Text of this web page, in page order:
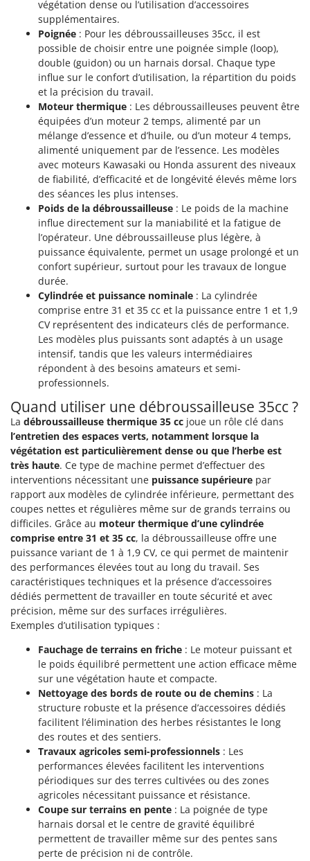
végétation dense ou l’utilisation d’accessoires
supplémentaires.
Poignée : Pour les débroussailleuses 35cc, il est
possible de choisir entre une poignée simple (loop),
double (guidon) ou un harnais dorsal. Chaque type
influe sur le confort d’utilisation, la répartition du poids
et la précision du travail.
Moteur thermique : Les débroussailleuses peuvent être
équipées d’un moteur 2 temps, alimenté par un
mélange d’essence et d’huile, ou d’un moteur 4 temps,
alimenté uniquement par de l’essence. Les modèles
avec moteurs Kawasaki ou Honda assurent des niveaux
de fiabilité, d’efficacité et de longévité élevés même lors
des séances les plus intenses.
Poids de la débroussailleuse : Le poids de la machine
influe directement sur la maniabilité et la fatigue de
l’opérateur. Une débroussailleuse plus légère, à
puissance équivalente, permet un usage prolongé et un
confort supérieur, surtout pour les travaux de longue
durée.
Cylindrée et puissance nominale : La cylindrée
comprise entre 31 et 35 cc et la puissance entre 1 et 1,9
CV représentent des indicateurs clés de performance.
Les modèles plus puissants sont adaptés à un usage
intensif, tandis que les valeurs intermédiaires
répondent à des besoins amateurs et semi-
professionnels.
Quand utiliser une débroussailleuse 35cc ?
La débroussailleuse thermique 35 cc joue un rôle clé dans
l’entretien des espaces verts, notamment lorsque la
végétation est particulièrement dense ou que l’herbe est
très haute. Ce type de machine permet d’effectuer des
interventions nécessitant une puissance supérieure par
rapport aux modèles de cylindrée inférieure, permettant des
coupes nettes et régulières même sur de grands terrains ou
difficiles. Grâce au moteur thermique d’une cylindrée
comprise entre 31 et 35 cc, la débroussailleuse offre une
puissance variant de 1 à 1,9 CV, ce qui permet de maintenir
des performances élevées tout au long du travail. Ses
caractéristiques techniques et la présence d’accessoires
dédiés permettent de travailler en toute sécurité et avec
précision, même sur des surfaces irrégulières.
Exemples d’utilisation typiques :
Fauchage de terrains en friche : Le moteur puissant et
le poids équilibré permettent une action efficace même
sur une végétation haute et compacte.
Nettoyage des bords de route ou de chemins : La
structure robuste et la présence d’accessoires dédiés
facilitent l’élimination des herbes résistantes le long
des routes et des sentiers.
Travaux agricoles semi-professionnels : Les
performances élevées facilitent les interventions
périodiques sur des terres cultivées ou des zones
agricoles nécessitant puissance et résistance.
Coupe sur terrains en pente : La poignée de type
harnais dorsal et le centre de gravité équilibré
permettent de travailler même sur des pentes sans
perte de précision ni de contrôle.